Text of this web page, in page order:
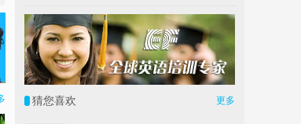
猜您喜欢 更多